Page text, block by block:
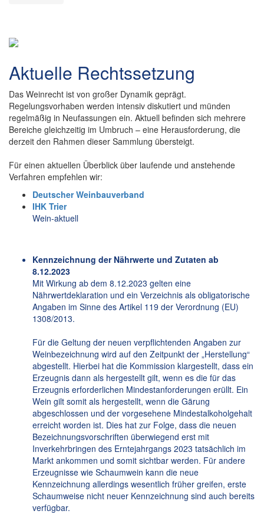
Aktuelle Rechtssetzung
Das Weinrecht ist von großer Dynamik geprägt.
Regelungsvorhaben werden intensiv diskutiert und münden
regelmäßig in Neufassungen ein. Aktuell befinden sich mehrere
Bereiche gleichzeitig im Umbruch – eine Herausforderung, die
derzeit den Rahmen dieser Sammlung übersteigt.
Für einen aktuellen Überblick über laufende und anstehende
Verfahren empfehlen wir:
Deutscher Weinbauverband
IHK Trier
Wein-aktuell
Kennzeichnung der Nährwerte und Zutaten ab
8.12.2023
Mit Wirkung ab dem 8.12.2023 gelten eine
Nährwertdeklaration und ein Verzeichnis als obligatorische
Angaben im Sinne des Artikel 119 der Verordnung (EU)
1308/2013.
Für die Geltung der neuen verpflichtenden Angaben zur
Weinbezeichnung wird auf den Zeitpunkt der „Herstellung“
abgestellt. Hierbei hat die Kommission klargestellt, dass ein
Erzeugnis dann als hergestellt gilt, wenn es die für das
Erzeugnis erforderlichen Mindestanforderungen erüllt. Ein
Wein gilt somit als hergestellt, wenn die Gärung
abgeschlossen und der vorgesehene Mindestalkoholgehalt
erreicht worden ist. Dies hat zur Folge, dass die neuen
Bezeichnungsvorschriften überwiegend erst mit
Inverkehrbringen des Erntejahrgangs 2023 tatsächlich im
Markt ankommen und somit sichtbar werden. Für andere
Erzeugnisse wie Schaumwein kann die neue
Kennzeichnung allerdings wesentlich früher greifen, erste
Schaumweise nicht neuer Kennzeichnung sind auch bereits
verfügbar.